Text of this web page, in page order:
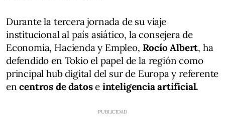
Durante la tercera jornada de su viaje
institucional al país asiático, la consejera de
Economía, Hacienda y Empleo, Rocío Albert, ha
defendido en Tokio el papel de la región como
principal hub digital del sur de Europa y referente
encentros de datose inteligencia artificial.